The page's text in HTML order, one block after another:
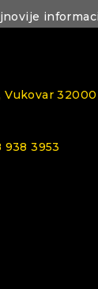
Vukovar 32000
938 3953